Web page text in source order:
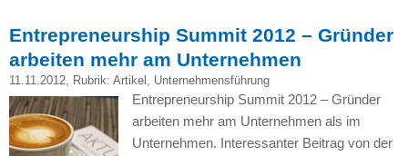
Entrepreneurship Summit 2012 – Gründer
arbeiten mehr am Unternehmen
11.11.2012, Rubrik: Artikel , Unternehmensführung
Entrepreneurship Summit 2012 – Gründer
arbeiten mehr am Unternehmen als im
Unternehmen. Interessanter Beitrag von der